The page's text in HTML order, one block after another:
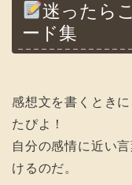
迷ったら
ード集
感想文を書くとき
たぴよ！
自分の感情に近い
けるのだ。